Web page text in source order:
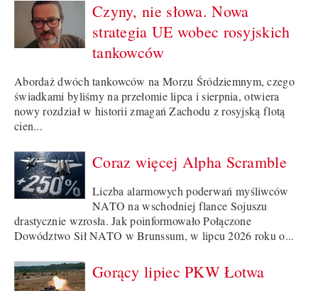
Czyny, nie słowa. Nowa
strategia UE wobec rosyjskich
tankowców
Abordaż dwóch tankowców na Morzu Śródziemnym, czego
świadkami byliśmy na przełomie lipca i sierpnia, otwiera
nowy rozdział w historii zmagań Zachodu z rosyjską flotą
cien...
Coraz więcej Alpha Scramble
Liczba alarmowych poderwań myśliwców
NATO na wschodniej flance Sojuszu
drastycznie wzrosła. Jak poinformowało Połączone
Dowództwo Sił NATO w Brunssum, w lipcu 2026 roku o...
Gorący lipiec PKW Łotwa